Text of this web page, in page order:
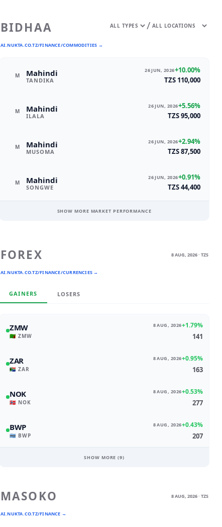
BIDHAA
AI.NUKTA.CO.TZ/FINANCE/COMMODITIES →
/
M Mahindi
TANDIKA
26 JUN, 2026+10.00%
TZS 110,000
M Mahindi
ILALA
26 JUN, 2026+5.56%
TZS 95,000
M Mahindi
MUSOMA
26 JUN, 2026+2.94%
TZS 87,500
M Mahindi
SONGWE
26 JUN, 2026+0.91%
TZS 44,400
SHOW MORE MARKET PERFORMANCE
FOREX
AI.NUKTA.CO.TZ/FINANCE/CURRENCIES →
8 AUG, 2026 · TZS
GAINERS LOSERS
ZMW
🇿🇲 ZMW
8 AUG, 2026+1.79%
141
ZAR
🇿🇦 ZAR
8 AUG, 2026+0.95%
163
NOK
🇳🇴 NOK
8 AUG, 2026+0.53%
277
BWP
🇧🇼 BWP
8 AUG, 2026+0.43%
207
SHOW MORE (9)
MASOKO
AI.NUKTA.CO.TZ/FINANCE →
8 AUG, 2026 · TZS